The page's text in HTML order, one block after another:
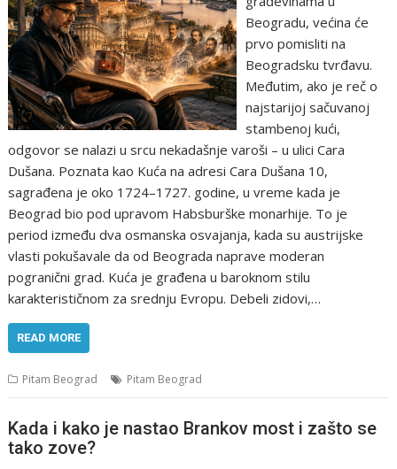
Beogradu, većina će
prvo pomisliti na
Beogradsku tvrđavu.
Međutim, ako je reč o
najstarijoj sačuvanoj
stambenoj kući,
odgovor se nalazi u srcu nekadašnje varoši – u ulici Cara
Dušana. Poznata kao Kuća na adresi Cara Dušana 10,
sagrađena je oko 1724–1727. godine, u vreme kada je
Beograd bio pod upravom Habsburške monarhije. To je
period između dva osmanska osvajanja, kada su austrijske
vlasti pokušavale da od Beograda naprave moderan
pogranični grad. Kuća je građena u baroknom stilu
karakterističnom za srednju Evropu. Debeli zidovi,…
READ MORE
Pitam Beograd Pitam Beograd
Kada i kako je nastao Brankov most i zašto se
tako zove?